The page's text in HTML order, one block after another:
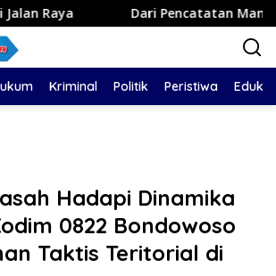
Dari Pencatatan Manual ke Sistem
Kriminal Politik Peristiwa
Hadapi Dinamika
0822 Bondowoso
Taktis Teritorial di